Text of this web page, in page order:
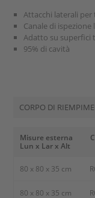
Attacchi laterali per
Canale di
Adatto su superfici
95% di cavità
CORPO DI
Misure esterna
Lun x Lar x Alt
80 x 80 x 35 cm
80 x 80 x 35 cm